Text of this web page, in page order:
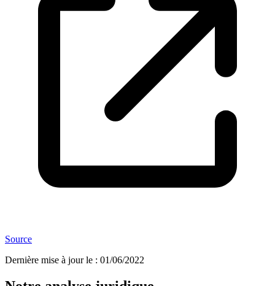
Source
Dernière mise à jour le : 01/06/2022